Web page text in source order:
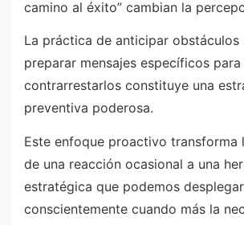
camino al éxito” cambian la
La práctica de anticipar obstáculos
preparar mensajes específicos para
contrarrestarlos constituye una
preventiva poderosa.
Este enfoque proactivo transforma
de una reacción ocasional a una
estratégica que podemos desplegar
conscientemente cuando más la